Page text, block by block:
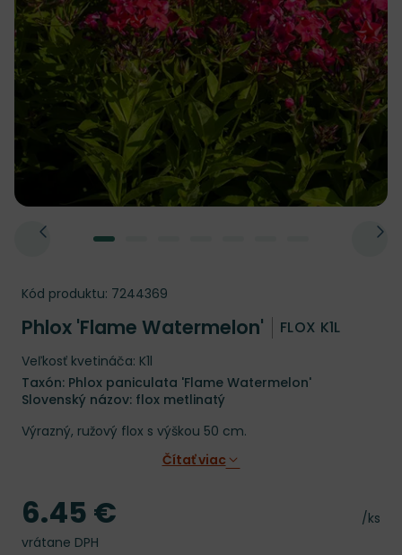
Kód produktu: 7244369
Phlox 'Flame Watermelon' FLOX K1L
Veľkosť kvetináča: K1l
Taxón: Phlox paniculata 'Flame Watermelon'
Slovenský názov: flox metlinatý
Výrazný, ružový flox s výškou 50 cm.
Čítať viac
Cena
/ks
Cena
6.45 €
vrátane DPH